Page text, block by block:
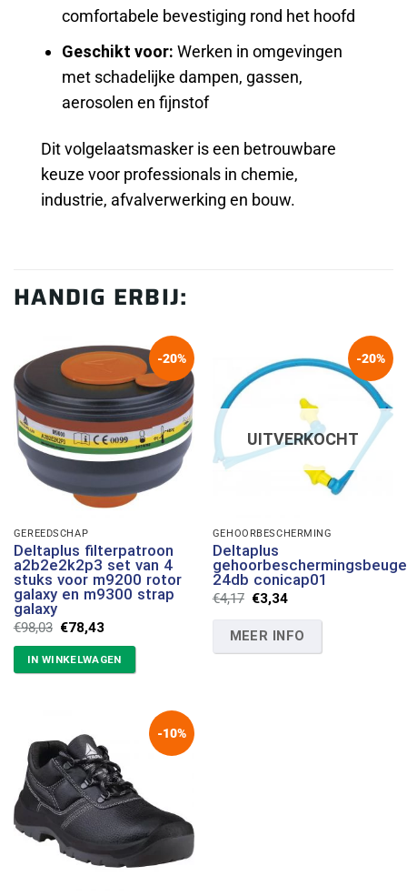
comfortabele bevestiging rond het hoofd
Geschikt voor: Werken in omgevingen
met schadelijke dampen, gassen,
aerosolen en fijnstof
Dit volgelaatsmasker is een betrouwbare
keuze voor professionals in chemie,
industrie, afvalverwerking en bouw.
HANDIG ERBIJ:
-20%
GEREEDSCHAP
Deltaplus filterpatroon
a2b2e2k2p3 set van 4
stuks voor m9200 rotor
galaxy en m9300 strap
galaxy
€98,03 Oorspronkelijke
prijs
was:
€98,03.
€78,43Huidige
is:
€78,43.
IN WINKELWAGEN
-20%
UITVERKOCHT
GEHOORBESCHERMING
Deltaplus
24db conicap01
€4,17 Oorspronkelijke
prijs
€4,17.
€3,34Huidige
€3,34.
MEER INFO
-10%